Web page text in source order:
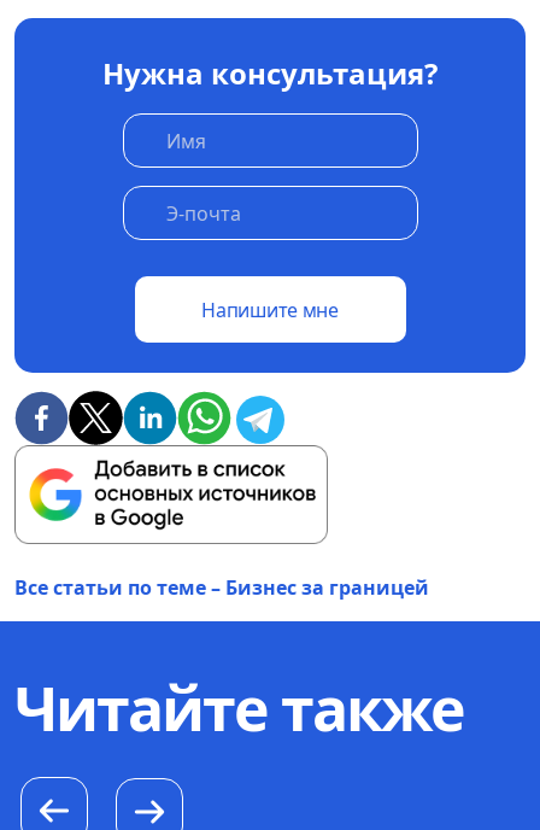
Нужна консультация?
Напишите мне
Все статьи по теме – Бизнес за границей
Читайте также